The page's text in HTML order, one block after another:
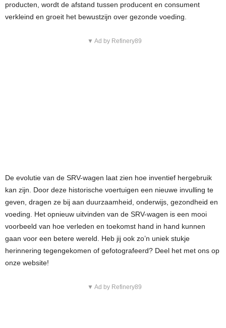
producten, wordt de afstand tussen producent en consument
verkleind en groeit het bewustzijn over gezonde voeding.
▼ Ad by Refinery89
De evolutie van de SRV-wagen laat zien hoe inventief hergebruik
kan zijn. Door deze historische voertuigen een nieuwe invulling te
geven, dragen ze bij aan duurzaamheid, onderwijs, gezondheid en
voeding. Het opnieuw uitvinden van de SRV-wagen is een mooi
voorbeeld van hoe verleden en toekomst hand in hand kunnen
gaan voor een betere wereld. Heb jij ook zo’n uniek stukje
herinnering tegengekomen of gefotografeerd? Deel het met ons op
onze website!
▼ Ad by Refinery89